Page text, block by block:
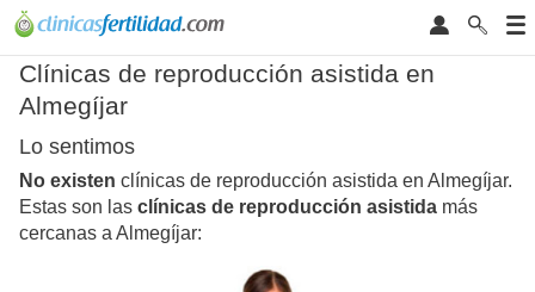
Clínicas de reproducción asistida en
Almegíjar
Lo sentimos
No existen clínicas de reproducción asistida en Almegíjar.
Estas son las clínicas de reproducción asistida más
cercanas a Almegíjar: